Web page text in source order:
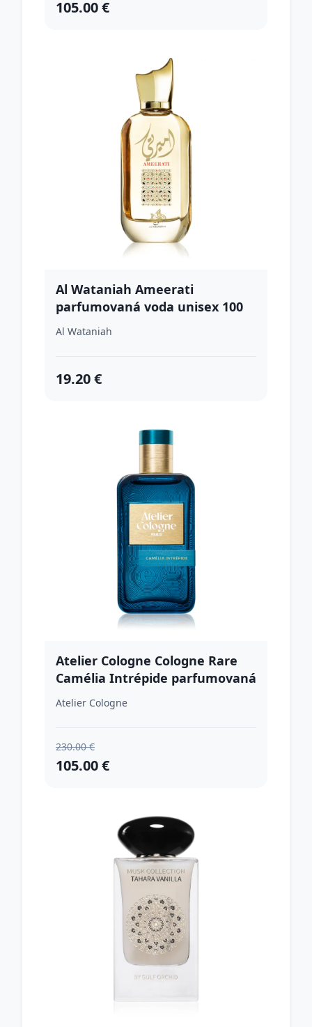
105.00 €
Al Wataniah Ameerati
parfumovaná voda unisex 100
ml
Al Wataniah
19.20 €
Atelier Cologne Cologne Rare
Camélia Intrépide parfumovaná
voda unisex 100 ml
Atelier Cologne
230.00 €
105.00 €